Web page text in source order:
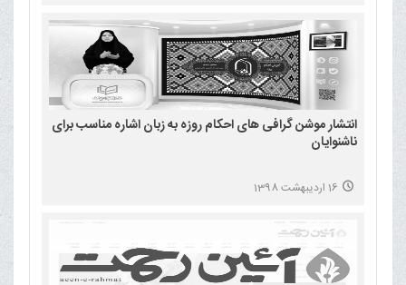
انتشار موشن گرافی های احکام روزه به زبان اشاره مناسب برای
ناشنوایان
16 اردیبهشت 1398